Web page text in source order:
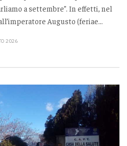
a settembre”. In effetti, nel
Augusto (feriae...
2026